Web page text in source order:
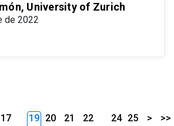
University of Zurich
de 2022
17
19 20 21
22
24 25 > >>